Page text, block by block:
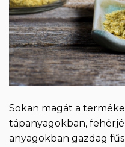
Sokan magát a
tápanyagokban,
anyagokban gazdag